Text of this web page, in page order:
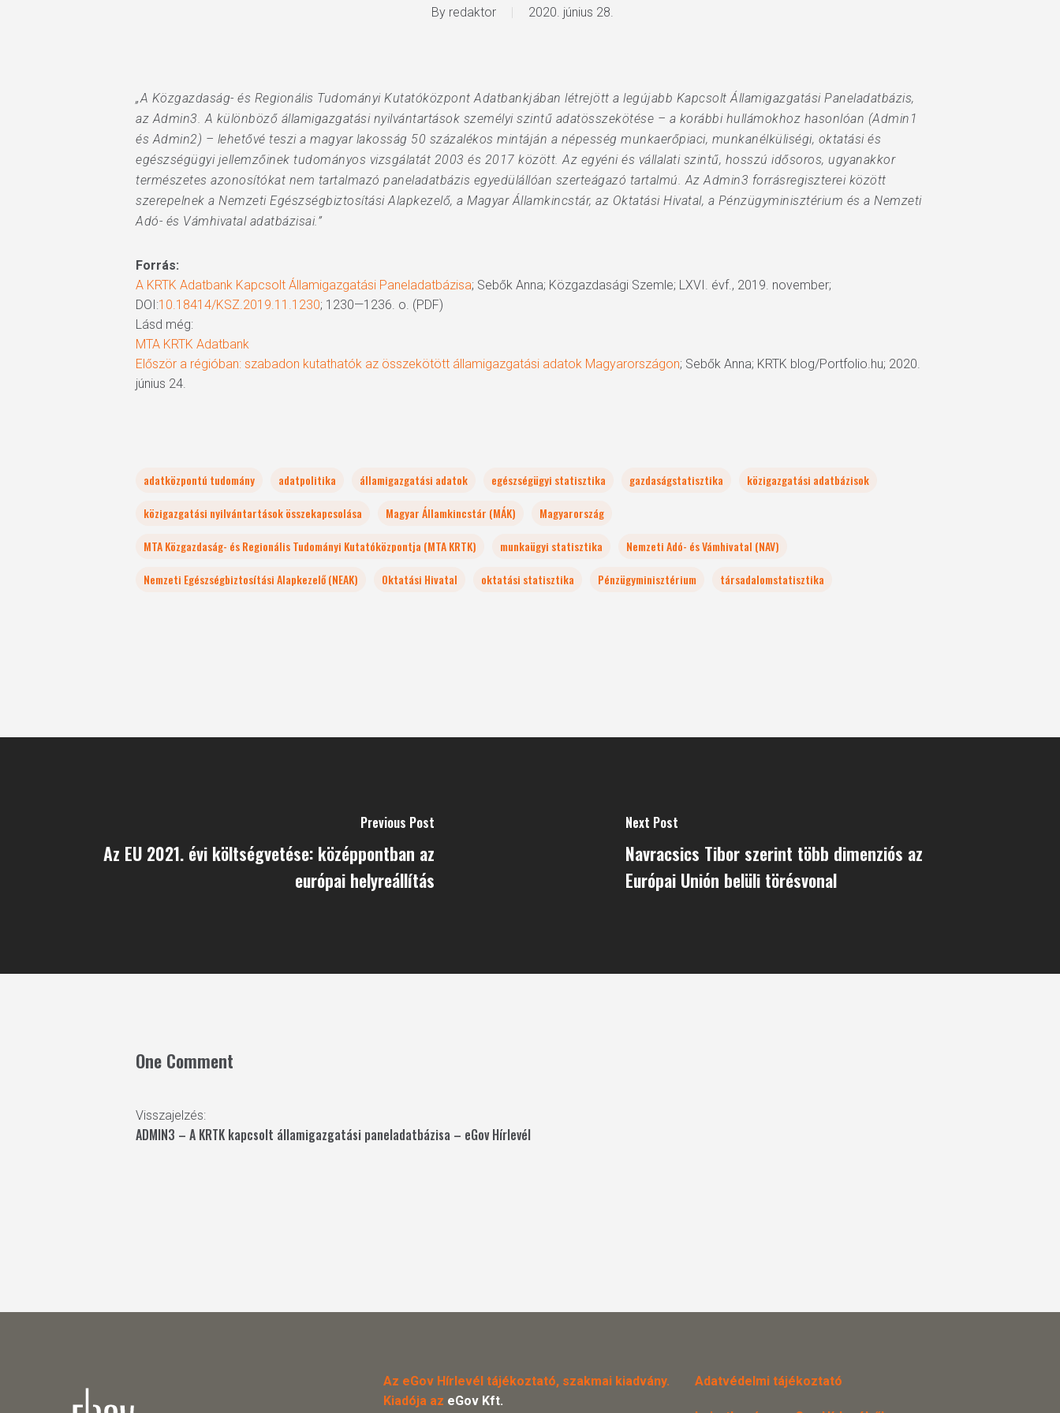
By redaktor 2020. június 28.
„A Közgazdaság- és Regionális Tudományi Kutatóközpont Adatbankjában létrejött a legújabb Kapcsolt Államigazgatási Paneladatbázis,
az Admin3. A különböző államigazgatási nyilvántartások személyi szintű adatösszekötése – a korábbi hullámokhoz hasonlóan (Admin1
és Admin2) – lehetővé teszi a magyar lakosság 50 százalékos mintáján a népesség munkaerőpiaci, munkanélküliségi, oktatási és
egészségügyi jellemzőinek tudományos vizsgálatát 2003 és 2017 között. Az egyéni és vállalati szintű, hosszú idősoros, ugyanakkor
természetes azonosítókat nem tartalmazó paneladatbázis egyedülállóan szerteágazó tartalmú. Az Admin3 forrásregiszterei között
szerepelnek a Nemzeti Egészségbiztosítási Alapkezelő, a Magyar Államkincstár, az Oktatási Hivatal, a Pénzügyminisztérium és a Nemzeti
Adó- és Vámhivatal adatbázisai.”
Forrás:
A KRTK Adatbank Kapcsolt Államigazgatási Paneladatbázisa; Sebők Anna; Közgazdasági Szemle; LXVI. évf., 2019. november;
DOI:10.18414/KSZ.2019.11.1230; 1230—1236. o. (PDF)
Lásd még:
MTA KRTK Adatbank
Először a régióban: szabadon kutathatók az összekötött államigazgatási adatok Magyarországon; Sebők Anna; KRTK blog/Portfolio.hu; 2020.
június 24.
adatközpontú tudomány adatpolitika államigazgatási adatok egészségügyi statisztika gazdaságstatisztika
közigazgatási adatbázisok
közigazgatási nyilvántartások összekapcsolása
Magyar Államkincstár (MÁK)
Magyarország
MTA Közgazdaság- és Regionális Tudományi Kutatóközpontja (MTA KRTK)
munkaügyi statisztika
Nemzeti Adó- és Vámhivatal (NAV)
Nemzeti Egészségbiztosítási Alapkezelő (NEAK)
Oktatási Hivatal oktatási statisztika Pénzügyminisztérium társadalomstatisztika
Previous Post
Az EU 2021. évi költségvetése: középpontban az
európai helyreállítás
Next Post
Navracsics Tibor szerint több dimenziós az
Európai Unión belüli törésvonal
One Comment
Visszajelzés:
ADMIN3 – A KRTK kapcsolt államigazgatási paneladatbázisa – eGov Hírlevél
Az eGov Hírlevél tájékoztató, szakmai kiadvány.
Kiadója az eGov Kft.
Adatvédelmi tájékoztató